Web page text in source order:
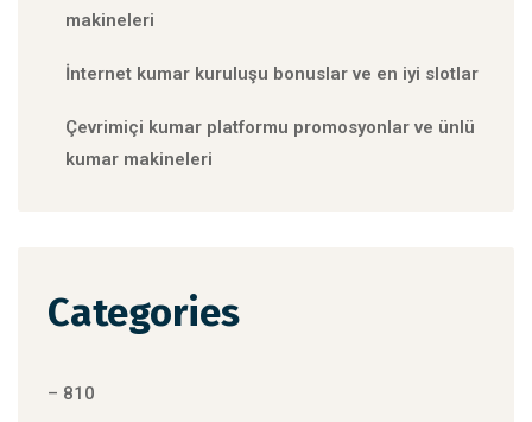
makineleri
İnternet kumar kuruluşu bonuslar ve en iyi slotlar
Çevrimiçi kumar platformu promosyonlar ve ünlü
kumar makineleri
Categories
– 810